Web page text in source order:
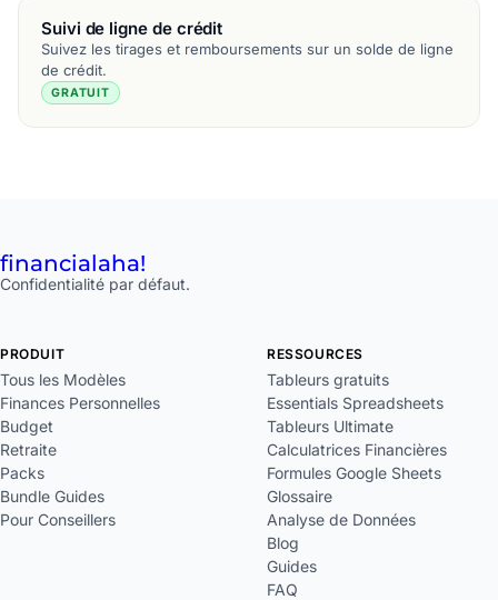
Suivi de ligne de crédit
Suivez les tirages et remboursements sur un solde de ligne
de crédit.
GRATUIT
financialaha!
Confidentialité par défaut.
PRODUIT
Tous les Modèles
Finances Personnelles
Budget
Retraite
Packs
Bundle Guides
Pour Conseillers
RESSOURCES
Tableurs gratuits
Essentials Spreadsheets
Tableurs Ultimate
Calculatrices Financières
Formules Google Sheets
Glossaire
Analyse de Données
Blog
Guides
FAQ